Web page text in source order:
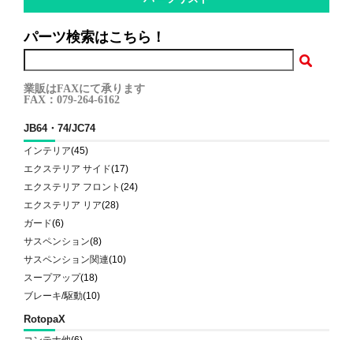
パーツ検索はこちら！
業販はFAXにて承ります
FAX：079-264-6162
JB64・74/JC74
インテリア(45)
エクステリア サイド(17)
エクステリア フロント(24)
エクステリア リア(28)
ガード(6)
サスペンション(8)
サスペンション関連(10)
スープアップ(18)
ブレーキ/駆動(10)
RotopaX